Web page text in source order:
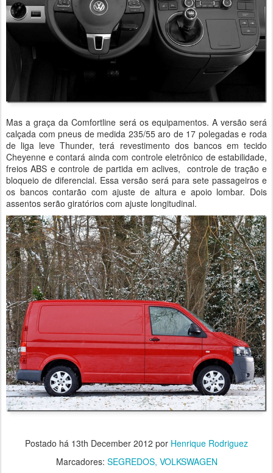
Mas a graça da Comfortline será os equipamentos. A versão será
calçada com pneus de medida 235/55 aro de 17 polegadas e roda
de liga leve Thunder, terá revestimento dos bancos em tecido
Cheyenne e contará ainda com controle eletrônico de estabilidade,
freios ABS e controle de partida em aclives, controle de tração e
bloqueio de diferencial. Essa versão será para sete passageiros e
os bancos contarão com ajuste de altura e apoio lombar. Dois
assentos serão giratórios com ajuste longitudinal.
Postado há 13th December 2012 por Henrique Rodriguez
Marcadores: SEGREDOS VOLKSWAGEN